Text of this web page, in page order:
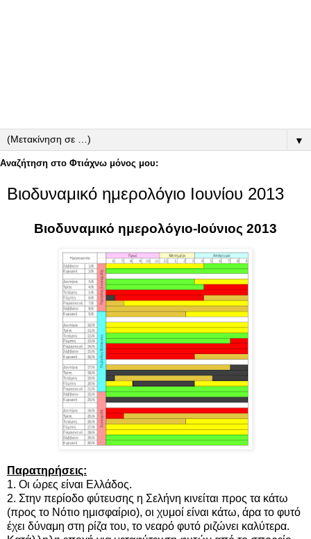
▼
Αναζήτηση στο Φτιάχνω μόνος μου:
Βιοδυναμικό ημερολόγιο Ιουνίου 2013
Βιοδυναμικό ημερολόγιο-Ιούνιος 2013
Παρατηρήσεις:
1. Οι ώρες είναι Ελλάδος.
2. Στην περίοδο φύτευσης η Σελήνη κινείται προς τα κάτω
(προς το Νότιο ημισφαίριο), οι χυμοί είναι κάτω, άρα το φυτό
έχει δύναμη στη ρίζα του, το νεαρό φυτό ριζώνει καλύτερα.